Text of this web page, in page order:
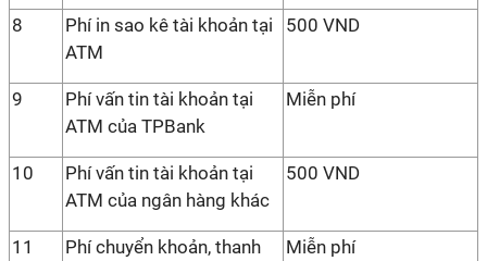
8
Phí in sao kê tài khoản tại
ATM
500 VND
9
Phí vấn tin tài khoản tại
ATM của TPBank
Miễn phí
10
Phí vấn tin tài khoản tại
ATM của ngân hàng khác
500 VND
11 Phí chuyển khoản, thanh Miễn phí